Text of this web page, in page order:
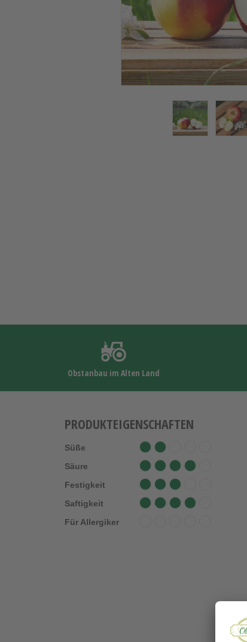
Obstanbau im Alten Land
PRODUKTEIGENSCHAFTEN
Süße
Säure
Festigkeit
Saftigkeit
Für Allergiker